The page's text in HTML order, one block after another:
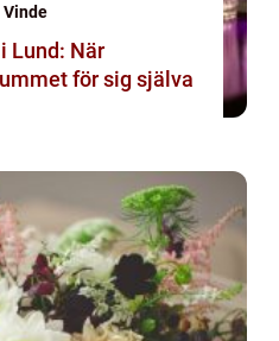
Vinde
Lund: När
för sig själva